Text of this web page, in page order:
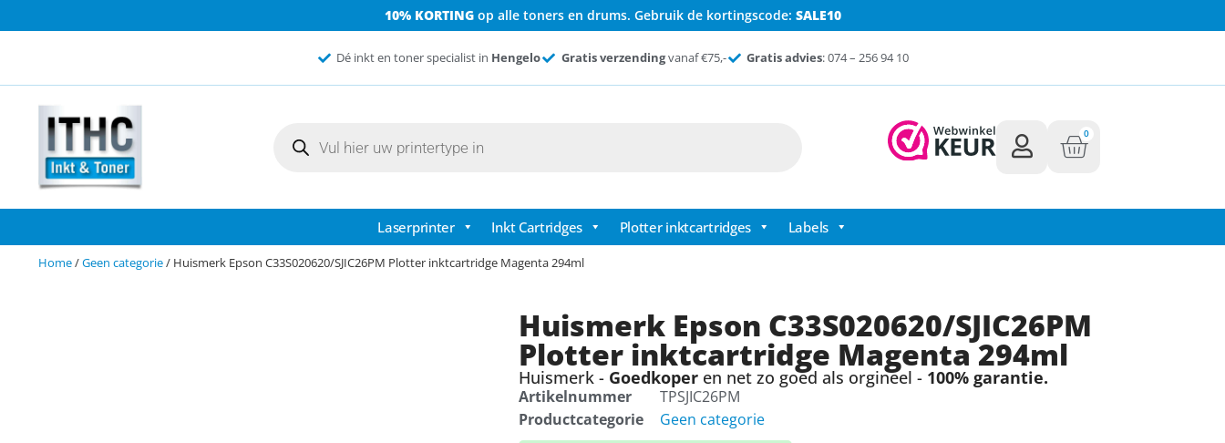
10% KORTINGop alle toners en drums. Gebruik de kortingscode: SALE10
Dé inkt en toner specialist in Hengelo Gratis verzendingvanaf €75,- Gratis advies: 074 – 256 94 10
0
Laserprinter Inkt Cartridges Plotter inktcartridges Labels
Home/Geen categorie/ Huismerk Epson C33S020620/SJIC26PM Plotter inktcartridge Magenta 294ml
Huismerk Epson C33S020620/SJIC26PM
Plotter inktcartridge Magenta 294ml
Huismerk - Goedkoperen net zo goed als orgineel - 100% garantie.
Artikelnummer
TPSJIC26PM
Productcategorie
Geen categorie